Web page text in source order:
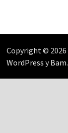
Copyright © 2026
WordPress yBam.